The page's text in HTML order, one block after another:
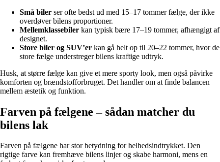
Små biler ser ofte bedst ud med 15–17 tommer fælge, der ikke
overdøver bilens proportioner.
Mellemklassebiler kan typisk bære 17–19 tommer, afhængigt af
designet.
Store biler og SUV’er kan gå helt op til 20–22 tommer, hvor de
store fælge understreger bilens kraftige udtryk.
Husk, at større fælge kan give et mere sporty look, men også påvirke
komforten og brændstofforbruget. Det handler om at finde balancen
mellem æstetik og funktion.
Farven på fælgene – sådan matcher du
bilens lak
Farven på fælgene har stor betydning for helhedsindtrykket. Den
rigtige farve kan fremhæve bilens linjer og skabe harmoni, mens en